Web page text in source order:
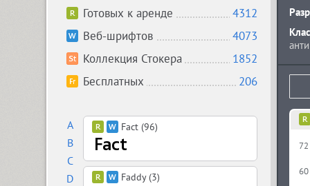
Готовых к аренде
4312
Веб-шрифтов
4073
Коллекция Стокера
1852
Бесплатных
206
A
B
C
D
Fact (96)
Faddy (3)